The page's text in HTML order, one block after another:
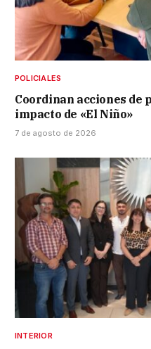
POLICIALES
Coordinan acciones
impacto de «El Niño»
7 de agosto de 2026
INTERIOR